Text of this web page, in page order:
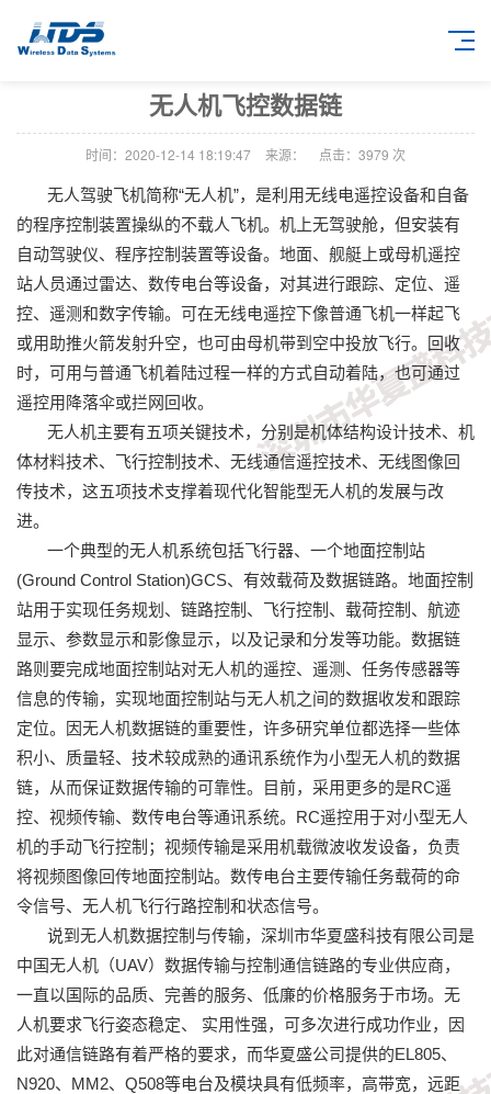
无人机飞控数据链
时间：2020-12-14 18:19:47 来源： 点击： 3979 次
无人驾驶飞机简称“无人机”，是利用无线电遥控设备和自备
的程序控制装置操纵的不载人飞机。机上无驾驶舱，但安装有
自动驾驶仪、程序控制装置等设备。地面、舰艇上或母机遥控
站人员通过雷达、数传电台等设备，对其进行跟踪、定位、遥
控、遥测和数字传输。可在无线电遥控下像普通飞机一样起飞
或用助推火箭发射升空，也可由母机带到空中投放飞行。回收
时，可用与普通飞机着陆过程一样的方式自动着陆，也可通过
遥控用降落伞或拦网回收。
无人机主要有五项关键技术，分别是机体结构设计技术、机
体材料技术、飞行控制技术、无线通信遥控技术、无线图像回
传技术，这五项技术支撑着现代化智能型无人机的发展与改
进。
一个典型的无人机系统包括飞行器、一个地面控制站
(Ground Control Station)GCS、有效载荷及数据链路。地面控制
站用于实现任务规划、链路控制、飞行控制、载荷控制、航迹
显示、参数显示和影像显示，以及记录和分发等功能。数据链
路则要完成地面控制站对无人机的遥控、遥测、任务传感器等
信息的传输，实现地面控制站与无人机之间的数据收发和跟踪
定位。因无人机数据链的重要性，许多研究单位都选择一些体
积小、质量轻、技术较成熟的通讯系统作为小型无人机的数据
链，从而保证数据传输的可靠性。目前，采用更多的是RC遥
控、视频传输、数传电台等通讯系统。RC遥控用于对小型无人
机的手动飞行控制；视频传输是采用机载微波收发设备，负责
将视频图像回传地面控制站。数传电台主要传输任务载荷的命
令信号、无人机飞行行路控制和状态信号。
说到无人机数据控制与传输，深圳市华夏盛科技有限公司是
中国无人机（UAV）数据传输与控制通信链路的专业供应商，
一直以国际的品质、完善的服务、低廉的价格服务于市场。无
人机要求飞行姿态稳定、 实用性强，可多次进行成功作业，因
此对通信链路有着严格的要求，而华夏盛公司提供的EL805、
N920、MM2、Q508等电台及模块具有低频率，高带宽，远距